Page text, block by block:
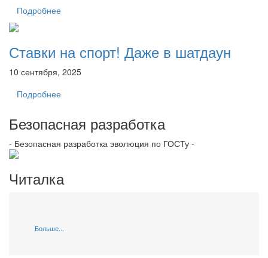
Подробнее
Ставки на спорт! Даже в шатдаун
10 сентября, 2025
Подробнее
Безопасная разработка
- Безопасная разработка эволюция по ГОСТу -
Читалка
Больше...